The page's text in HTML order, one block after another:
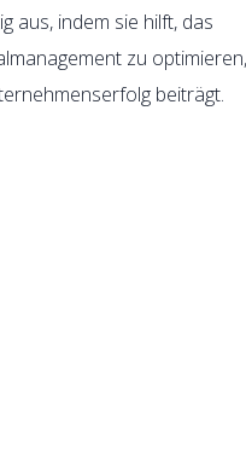
aus, indem sie hilft, das
zu
beiträgt.